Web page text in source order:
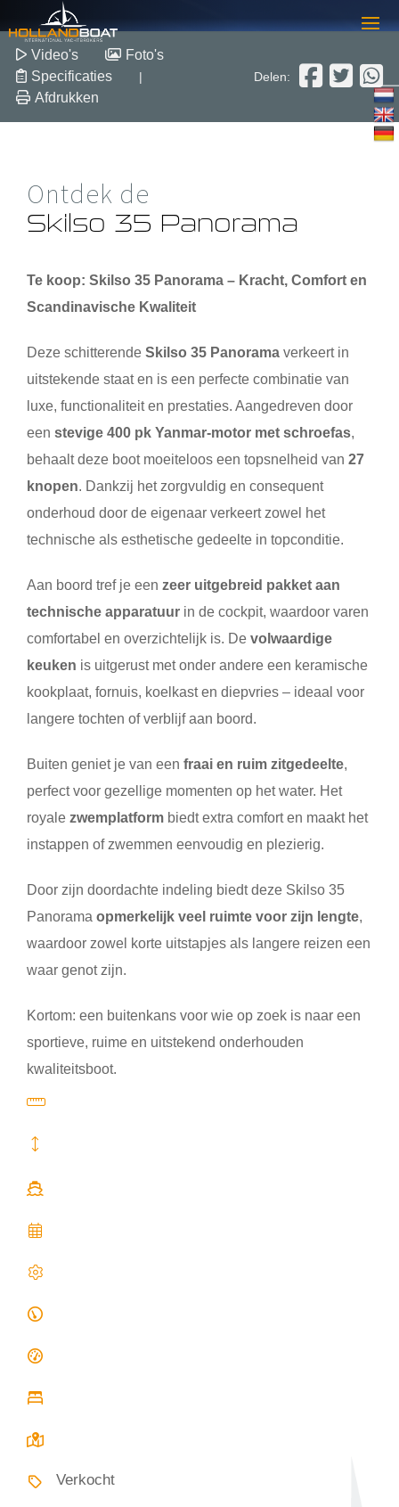
Skilso 35 Panorama
Video's
Foto's
Specificaties
|
Afdrukken
Delen:
Ontdek de
Skilso 35 Panorama
Te koop: Skilso 35 Panorama – Kracht, Comfort en
Scandinavische Kwaliteit
Deze schitterende Skilso 35 Panorama verkeert in
uitstekende staat en is een perfecte combinatie van
luxe, functionaliteit en prestaties. Aangedreven door
een stevige 400 pk Yanmar-motor met schroefas,
behaalt deze boot moeiteloos een topsnelheid van 27
knopen. Dankzij het zorgvuldig en consequent
onderhoud door de eigenaar verkeert zowel het
technische als esthetische gedeelte in topconditie.
Aan boord tref je een zeer uitgebreid pakket aan
technische apparatuur in de cockpit, waardoor varen
comfortabel en overzichtelijk is. De volwaardige
keuken is uitgerust met onder andere een keramische
kookplaat, fornuis, koelkast en diepvries – ideaal voor
langere tochten of verblijf aan boord.
Buiten geniet je van een fraai en ruim zitgedeelte,
perfect voor gezellige momenten op het water. Het
royale zwemplatform biedt extra comfort en maakt het
instappen of zwemmen eenvoudig en plezierig.
Door zijn doordachte indeling biedt deze Skilso 35
Panorama opmerkelijk veel ruimte voor zijn lengte,
waardoor zowel korte uitstapjes als langere reizen een
waar genot zijn.
Kortom: een buitenkans voor wie op zoek is naar een
sportieve, ruime en uitstekend onderhouden
kwaliteitsboot.
Verkocht